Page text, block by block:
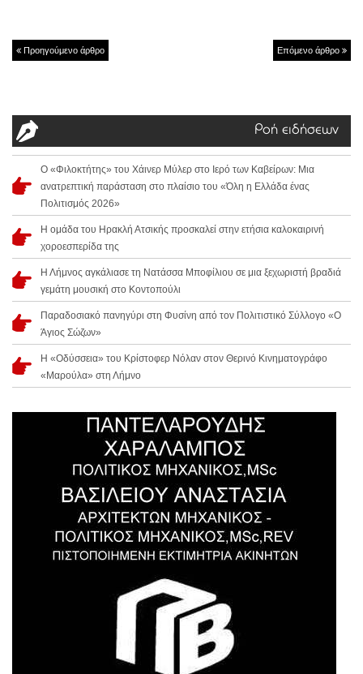
Προηγούμενο άρθρο Επόμενο άρθρο
Ροή ειδήσεων
Ο «Φιλοκτήτης» του Χάινερ Μύλερ στο Ιερό των Καβείρων: Μια
ανατρεπτική παράσταση στο πλαίσιο του «Όλη η Ελλάδα ένας
Πολιτισμός 2026»
Η ομάδα του Ηρακλή Ατσικής προσκαλεί στην ετήσια καλοκαιρινή
χοροεσπερίδα της
Η Λήμνος αγκάλιασε τη Νατάσσα Μποφίλιου σε μια ξεχωριστή βραδιά
γεμάτη μουσική στο Κοντοπούλι
Παραδοσιακό πανηγύρι στη Φυσίνη από τον Πολιτιστικό Σύλλογο «Ο
Άγιος Σώζων»
Η «Οδύσσεια» του Κρίστοφερ Νόλαν στον Θερινό Κινηματογράφο
«Μαρούλα» στη Λήμνο